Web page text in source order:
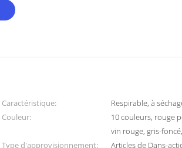
Caractéristique:
Respirable, à
Couleur:
10 couleurs, rouge
vin rouge, gris-
Type d'approvisionnement:
Articles de Dans-